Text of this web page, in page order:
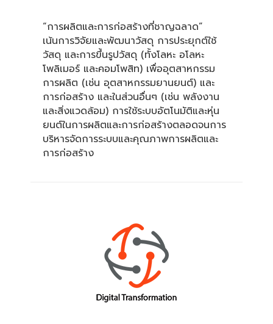
“การผลิตและการก่อสร้างที่ชาญฉลาด”
เน้นการวิจัยและพัฒนาวัสดุ การประยุกต์ใช้
วัสดุ และการขึ้นรูปวัสดุ (ทั้งโลหะ อโลหะ
โพลิเมอร์ และคอมโพสิท) เพื่ออุตสาหกรรม
การผลิต (เช่น อุตสาหกรรมยานยนต์) และ
การก่อสร้าง และในส่วนอื่นๆ (เช่น พลังงาน
และสิ่งแวดล้อม) การใช้ระบบอัตโนมัติและหุ่น
ยนต์ในการผลิตและการก่อสร้างตลอดจนการ
บริหารจัดการระบบและคุณภาพการผลิตและ
การก่อสร้าง